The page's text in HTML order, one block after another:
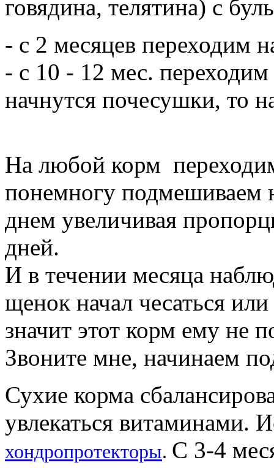
говядина, телятина) с
- с 2 месяцев переходим
- с 10 - 12 мес.
начнутся почесушки, то
На любой корм
понемногу подмешиваем
днем увеличивая
дней.
И в течении месяца
щенок начал чесаться
значит этот корм ему не
Звоните мне, начинаем
Сухие корма
увлекаться витаминами.
хондропротекторы. С 3-4